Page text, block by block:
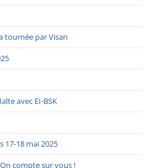
tournée par Visan
avec EI-BSK
17-18 mai 2025
compte sur vous !